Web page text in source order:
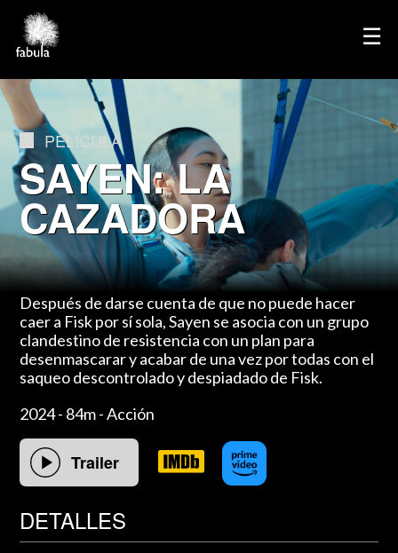
×
Home
Directores
Cine
Televisión
Publicidad
Servicios
Podcasts
Contacto
English
☰
PELÍCULA
SAYEN: LA
CAZADORA
Después de darse cuenta de que no puede hacer
caer a Fisk por sí sola, Sayen se asocia con un grupo
clandestino de resistencia con un plan para
desenmascarar y acabar de una vez por todas con el
saqueo descontrolado y despiadado de Fisk.
2024 - 84m - Acción
Trailer
DETALLES